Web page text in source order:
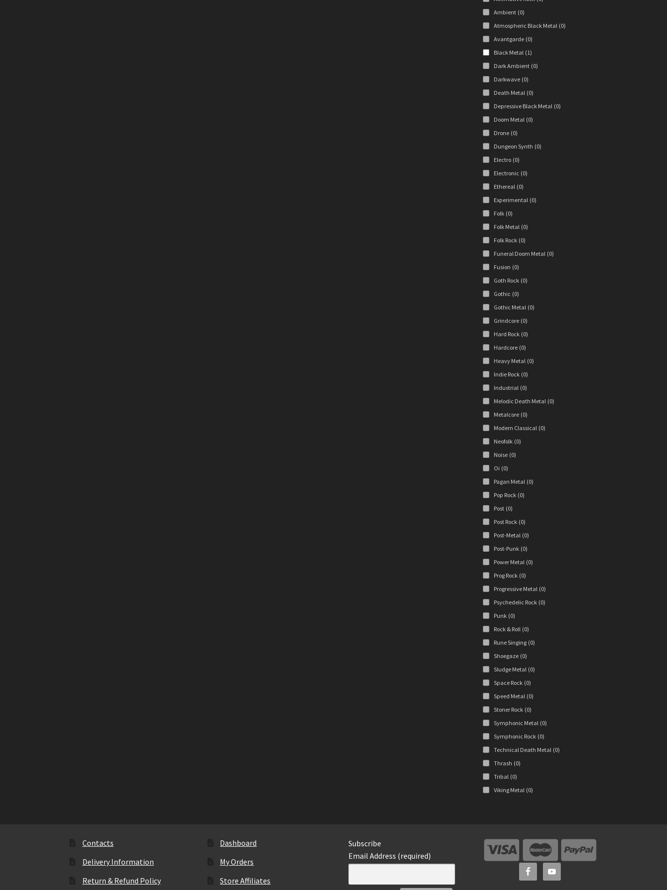
Ambient (0)
Atmospheric Black Metal (0)
Avantgarde (0)
Black Metal (1)
Dark Ambient (0)
Darkwave (0)
Death Metal (0)
Depressive Black Metal (0)
Doom Metal (0)
Drone (0)
Dungeon Synth (0)
Electro (0)
Electronic (0)
Ethereal (0)
Experimental (0)
Folk (0)
Folk Metal (0)
Folk Rock (0)
Funeral Doom Metal (0)
Fusion (0)
Goth Rock (0)
Gothic (0)
Gothic Metal (0)
Grindcore (0)
Hard Rock (0)
Hardcore (0)
Heavy Metal (0)
Indie Rock (0)
Industrial (0)
Melodic Death Metal (0)
Metalcore (0)
Modern Classical (0)
Neofolk (0)
Noise (0)
Oi (0)
Pagan Metal (0)
Pop Rock (0)
Post (0)
Post Rock (0)
Post-Metal (0)
Post-Punk (0)
Power Metal (0)
Prog Rock (0)
Progressive Metal (0)
Psychedelic Rock (0)
Punk (0)
Rock & Roll (0)
Rune Singing (0)
Shoegaze (0)
Sludge Metal (0)
Space Rock (0)
Speed Metal (0)
Stoner Rock (0)
Symphonic Metal (0)
Symphonic Rock (0)
Technical Death Metal (0)
Thrash (0)
Tribal (0)
Viking Metal (0)
Contacts
Delivery Information
Return & Refund Policy
Dashboard
My Orders
Store Affiliates
Subscribe
Email Address (required)